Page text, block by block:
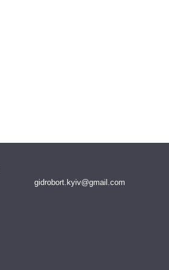
gidrobort.kyiv@gmail.com